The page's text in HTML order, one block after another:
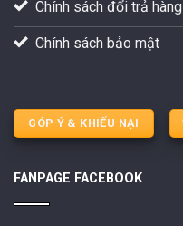
Chính sách đổi trả hàng
Chính sách bảo mật
GÓP Ý & KHIẾU NẠI
FANPAGE FACEBOOK